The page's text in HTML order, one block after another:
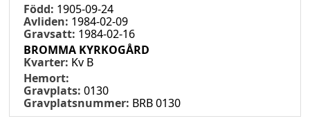
Född: 1905-09-24
Avliden: 1984-02-09
Gravsatt: 1984-02-16
BROMMA KYRKOGÅRD
Kvarter: Kv B
Hemort:
Gravplats: 0130
Gravplatsnummer: BRB 0130